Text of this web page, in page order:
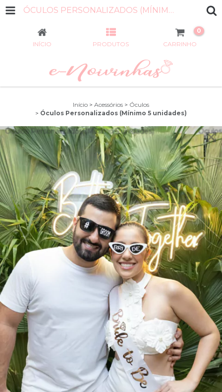
ÓCULOS PERSONALIZADOS (MÍNIMO 5 UNIDADES)
INÍCIO PRODUTOS CARRINHO
0
Início > Acessórios > Óculos
> Óculos Personalizados (Mínimo 5 unidades)